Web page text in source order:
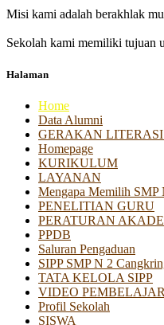
Misi kami adalah berakhlak
Sekolah kami memiliki tujuan
Halaman
Home
Data Alumni
GERAKAN
Homepage
KURIKULUM
LAYANAN
Mengapa Memilih SMP
PENELITIAN GURU
PERATURAN
PPDB
Saluran Pengaduan
SIPP SMP N 2
TATA KELOLA SIPP
VIDEO
Profil Sekolah
SISWA